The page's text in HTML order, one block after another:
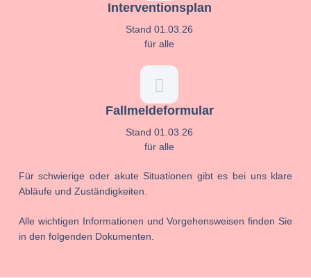
Für schwierige oder akute Situationen gibt es bei uns klare
Abläufe und Zuständigkeiten.
Alle wichtigen Informationen und Vorgehensweisen finden Sie
in den folgenden Dokumenten.
Interventionsplan
Stand 01.03.26
für alle
Fallmeldeformular
Stand 01.03.26
für alle